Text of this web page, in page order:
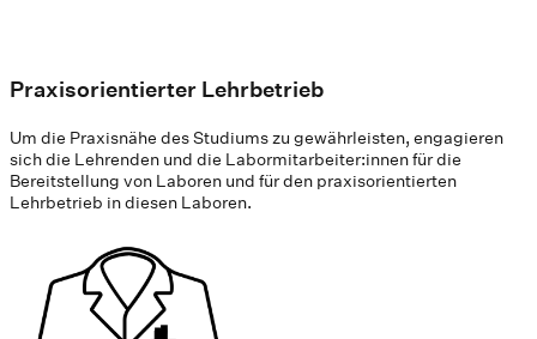
Praxisorientierter Lehrbetrieb
Um die Praxisnähe des Studiums zu gewährleisten, engagieren
sich die Lehrenden und die Labormitarbeiter:innen für die
Bereitstellung von Laboren und für den praxisorientierten
Lehrbetrieb in diesen Laboren.